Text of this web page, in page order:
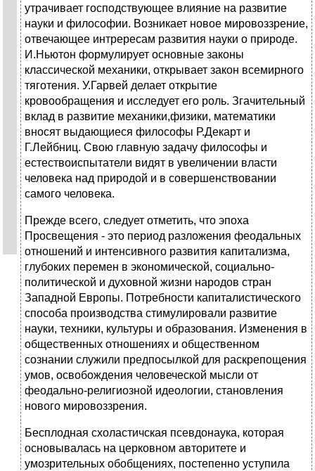
утрачивает господствующее влияние на развитие
науки и философии. Возникает новое мировоззрение,
отвечающее интрересам развития науки о природе.
И.Ньютон формулирует основные законы
классической механики, открывает закон всемирного
тяготения. У.Гарвей делает открытие
кровообращения и исследует его роль. Згачительный
вклад в развитие механики,физики, математики
вносят выдающиеся философы Р.Декарт и
Г.Лейбниц. Свою главную задачу философы и
естествоиспытатели видят в увеличении власти
человека над природой и в совершенствовании
самого человека.
Прежде всего, следует отметить, что эпоха
Просвещения - это период разложения феодальных
отношений и интенсивного развития капитализма,
глубоких перемен в экономической, социально-
политической и духовной жизни народов стран
Западной Европы. Потребности капиталистического
способа производства стимулировали развитие
науки, техники, культуры и образования. Изменения в
общественных отношениях и общественном
сознании служили предпосылкой для раскрепощения
умов, освобождения человеческой мысли от
феодально-религиозной идеологии, становления
нового мировоззрения.
Бесплодная схоластичская псевдонаука, которая
основывалась на церковном авторитете и
умозрительных обобщениях, постепенно уступила